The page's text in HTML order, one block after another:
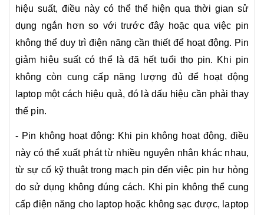
hiệu suất, điều này có thể thể hiện qua thời gian sử
dụng ngắn hơn so với trước đây hoặc qua việc pin
không thể duy trì điện năng cần thiết để hoạt động. Pin
giảm hiệu suất có thể là đã hết tuổi thọ pin. Khi pin
không còn cung cấp năng lượng đủ để hoạt động
laptop một cách hiệu quả, đó là dấu hiệu cần phải thay
thế pin.
- Pin không hoạt động: Khi pin không hoạt động, điều
này có thể xuất phát từ nhiều nguyên nhân khác nhau,
từ sự cố kỹ thuật trong mạch pin đến việc pin hư hỏng
do sử dụng không đúng cách. Khi pin không thể cung
cấp điện năng cho laptop hoặc không sạc được, laptop